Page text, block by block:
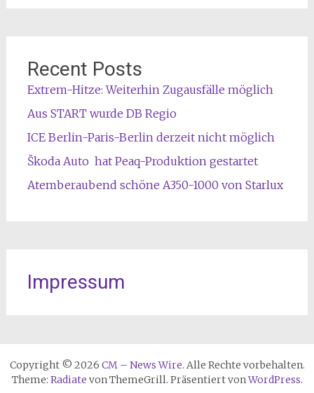
Recent Posts
Extrem-Hitze: Weiterhin Zugausfälle möglich
Aus START wurde DB Regio
ICE Berlin-Paris-Berlin derzeit nicht möglich
Škoda Auto hat Peaq-Produktion gestartet
Atemberaubend schöne A350-1000 von Starlux
Impressum
Copyright © 2026 CM – News Wire. Alle Rechte vorbehalten.
Theme: Radiate von ThemeGrill. Präsentiert vonWordPress.